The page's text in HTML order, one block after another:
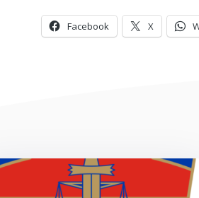
Facebook X